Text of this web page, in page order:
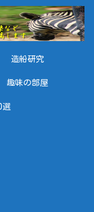
造船研究
趣味の部屋
選